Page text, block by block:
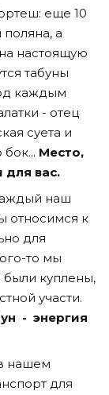
еще 10
а
настоящую
табуны
каждым
- отец
суета и
Место,
для вас.
наш
относимся к
для
то мы
куплены,
участи.
- энергия
нашем
для